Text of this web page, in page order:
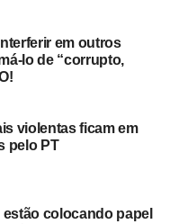
em outros
lo de “corrupto,
violentas ficam em
pelo PT
colocando papel